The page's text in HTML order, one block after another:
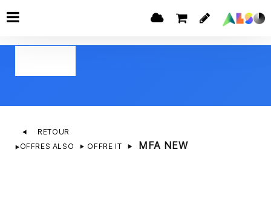
RETOUR
OFFRES ALSO
OFFRE IT MFA NEW